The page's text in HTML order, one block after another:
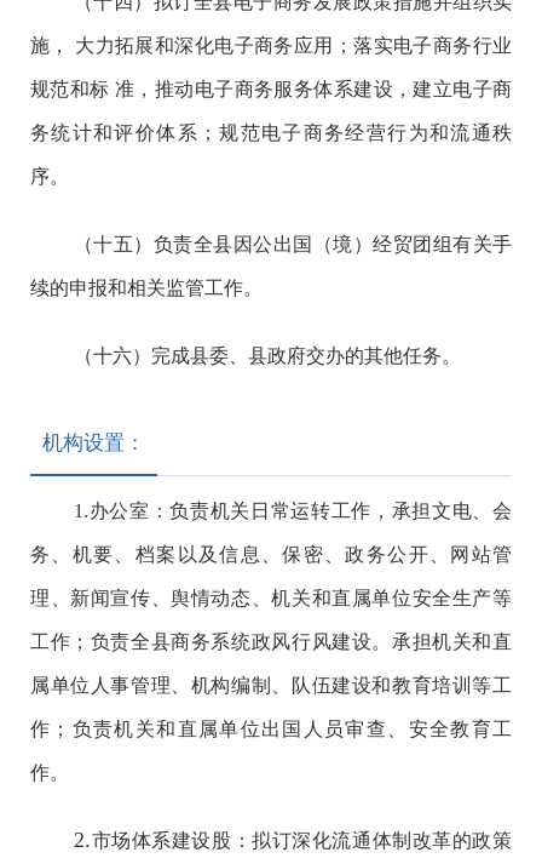
施， 大力拓展和深化电子商务应用；落实电子商务行业
规范和标 准，推动电子商务服务体系建设，建立电子商
务统计和评价体系；规范电子商务经营行为和流通秩
序。
（十五）负责全县因公出国（境）经贸团组有关手
续的申报和相关监管工作。
（十六）完成县委、县政府交办的其他任务。
机构设置：
1.办公室：负责机关日常运转工作，承担文电、会
务、机要、档案以及信息、保密、政务公开、网站管
理、新闻宣传、舆情动态、机关和直属单位安全生产等
工作；负责全县商务系统政风行风建设。承担机关和直
属单位人事管理、机构编制、队伍建设和教育培训等工
作；负责机关和直属单位出国人员审查、安全教育工
作。
2.市场体系建设股：拟订深化流通体制改革的政策